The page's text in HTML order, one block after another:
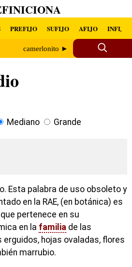
PREFIJO SUFIJO AFIJO INFIJO
camerlonito ►
Mediano Grande
Esta palabra de uso obsoleto y
en la RAE, (en botánica) es
pertenece en su
en la familia de las
erguidos, hojas ovaladas, flores
marrubio.